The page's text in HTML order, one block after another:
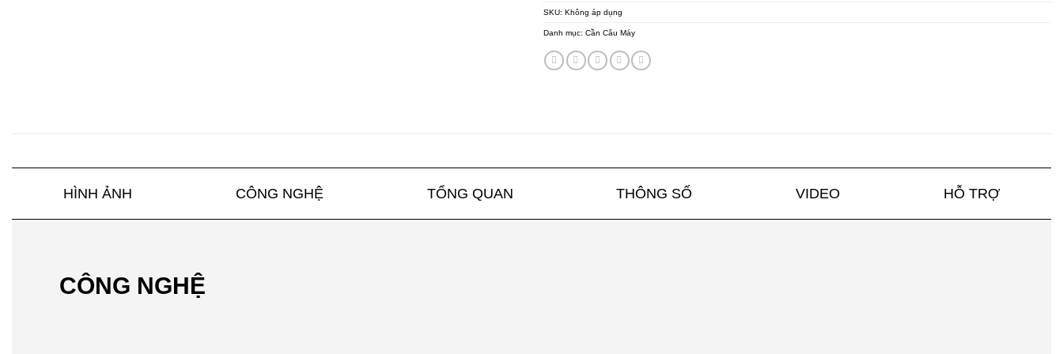
SKU: Không áp dụng
Danh mục: Cần Câu Máy
HÌNH ẢNH CÔNG NGHỆ TỔNG QUAN THÔNG SỐ VIDEO HỖ TRỢ
CÔNG NGHỆ